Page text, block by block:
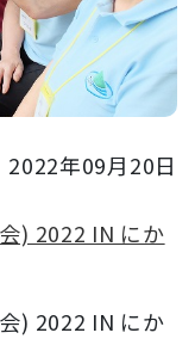
2022年09月20日
) 2022 IN にか
) 2022 IN にか